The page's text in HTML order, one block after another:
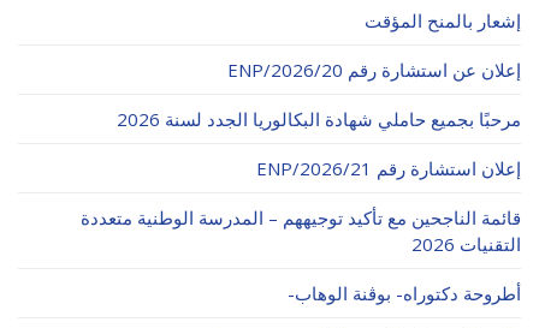
الأقــســــام الـتـحــضـيـريـــة
عروض التكوين
التربصات
الشهادات
نماذج ما بعد التدرج
إشعار بالمنح المؤقت
إعلان عن استشارة رقم 20/ENP/2026
مرحبًا بجميع حاملي شهادة البكالوريا الجدد لسنة 2026
إعلان استشارة رقم 21/ENP/2026
قائمة الناجحين مع تأكيد توجيههم – المدرسة الوطنية متعددة
التقنيات 2026
أطروحة دكتوراه- بوڨنة الوهاب-